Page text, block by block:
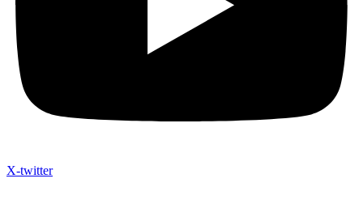
X-twitter